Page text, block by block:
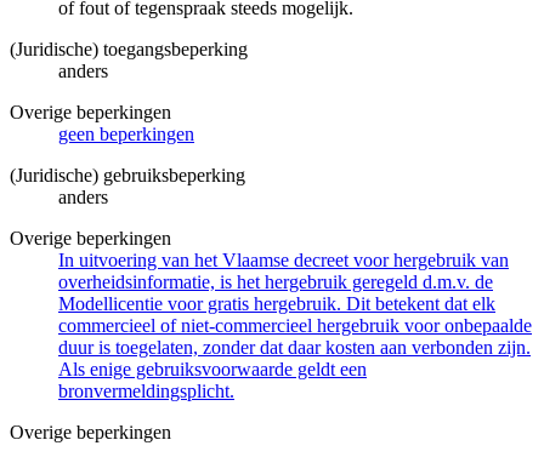
of fout of tegenspraak steeds mogelijk.
(Juridische) toegangsbeperking
anders
Overige beperkingen
geen beperkingen
(Juridische) gebruiksbeperking
anders
Overige beperkingen
In uitvoering van het Vlaamse decreet voor hergebruik van
overheidsinformatie, is het hergebruik geregeld d.m.v. de
Modellicentie voor gratis hergebruik. Dit betekent dat elk
commercieel of niet-commercieel hergebruik voor onbepaalde
duur is toegelaten, zonder dat daar kosten aan verbonden zijn.
Als enige gebruiksvoorwaarde geldt een
bronvermeldingsplicht.
Overige beperkingen